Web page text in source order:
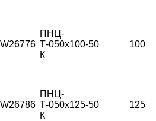
W26776
ПНЦ-
Т-050х100-
К
50 100
W26786
ПНЦ-
Т-050х125-
К
50 125